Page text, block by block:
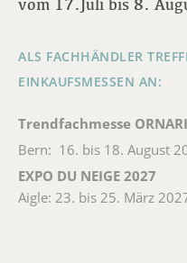
vom 17.Juli bis 8.
ALS FACHHÄNDLER
EINKAUFSMESSEN AN:
Trendfachmesse
Bern: 16. bis 18. August
EXPO DU NEIGE 2027
Aigle: 23. bis 25. März